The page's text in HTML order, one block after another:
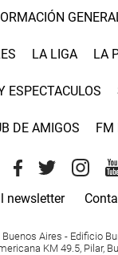
LA LIGA LA
ESPECTACULOS
DE AMIGOS FM
newsletter
Buenos Aires - Edificio
KM 49.5, Pilar,